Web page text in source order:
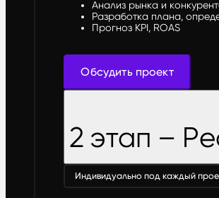
Анализ рынка и
Разработка плана,
Прогноз KPI, ROAS
Обсудить проект
2 этап –
Индивидуально под каждый